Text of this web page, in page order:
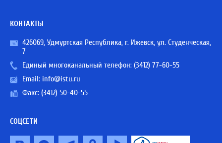
КОНТАКТЫ
426069, Удмуртская Республика, г. Ижевск, ул. Студенческая,
7
Единый многоканальный телефон: (3412) 77-60-55
Email: info@istu.ru
Факс: (3412) 50-40-55
СОЦСЕТИ